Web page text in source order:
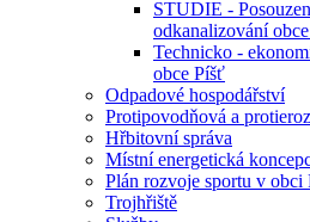
STUDIE -
odkanalizování
Technicko -
obce Píšť
Odpadové hospodářství
Protipovodňová a
Hřbitovní správa
Místní energetická
Plán rozvoje sportu v obci
Trojhřiště